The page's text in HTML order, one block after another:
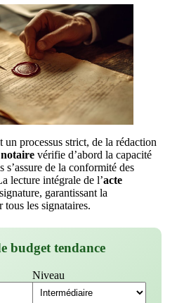
un processus strict, de la rédaction
notaire vérifie d’abord la capacité
s’assure de la conformité des
lecture intégrale de l’acte
garantissant la
tous les signataires.
budget tendance
Niveau